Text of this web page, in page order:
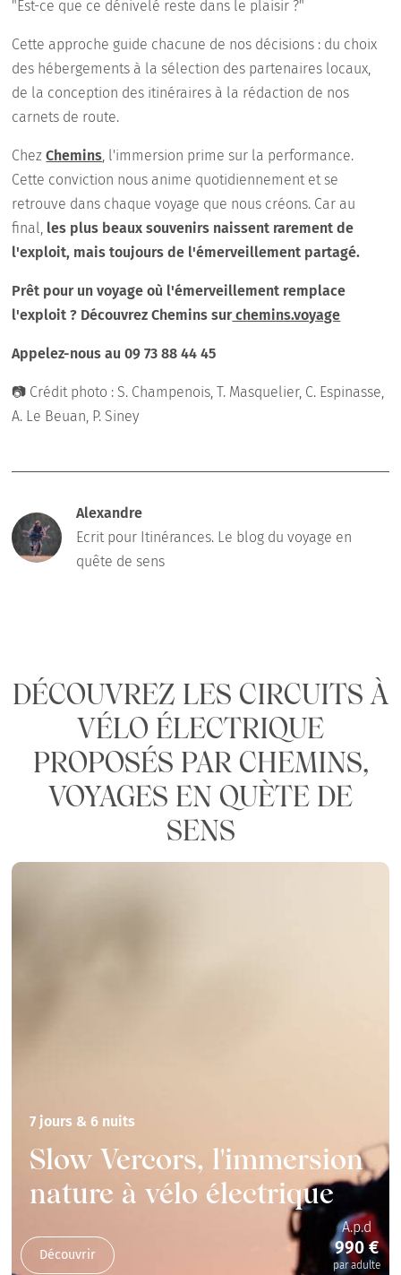
"Est-ce que ce dénivelé reste dans le plaisir ?"
Cette approche guide chacune de nos décisions : du choix
des hébergements à la sélection des partenaires locaux,
de la conception des itinéraires à la rédaction de nos
carnets de route.
ChezChemins, l'immersion prime sur la performance.
Cette conviction nous anime quotidiennement et se
retrouve dans chaque voyage que nous créons. Car au
final, les plus beaux souvenirs naissent rarement de
l'exploit, mais toujours de l'émerveillement partagé.
Prêt pour un voyage où l'émerveillement remplace
l'exploit ? Découvrez Chemins surchemins.voyage
Appelez-nous au 09 73 88 44 45
📷 Crédit photo : S. Champenois, T. Masquelier, C. Espinasse,
A. Le Beuan, P. Siney
Alexandre
Ecrit pour Itinérances. Le blog du voyage en
quête de sens
DÉCOUVREZ LES CIRCUITS À
VÉLO ÉLECTRIQUE
PROPOSÉS PAR CHEMINS,
VOYAGES EN QUÈTE DE
SENS
7 jours & 6 nuits
Slow Vercors, l'immersion
nature à vélo électrique
Découvrir
A.p.d
990 €
par adulte